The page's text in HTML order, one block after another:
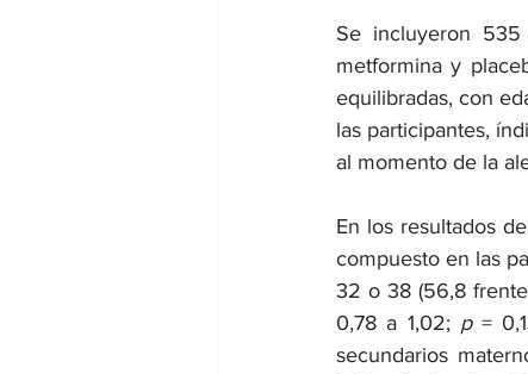
Se incluyeron
metformina y
equilibradas, con
las participantes,
al momento de la
En los resultados
compuesto en las
32 o 38 (56,8
0,78 a 1,02; p =
secundarios